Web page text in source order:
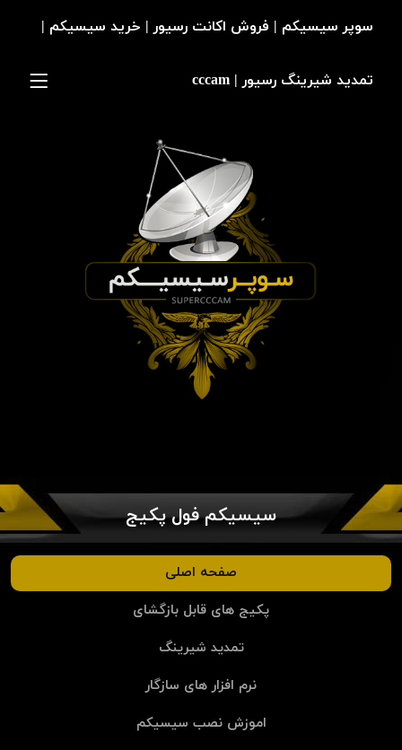
سیسیکم فول پکیج
صفحه اصلی
پکیج های قابل بازگشای
تمدید شیرینگ
نرم افزار های سازگار
اموزش نصب سیسیکم
سوپر سیسیکم | فروش اکانت رسیور | خرید سیسیکم |
تمدید شیرینگ رسیور | cccam